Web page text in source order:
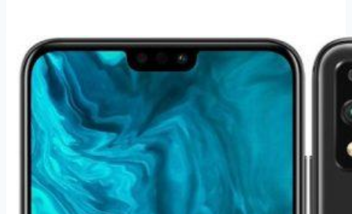
128
GB
černý
(LEM000011)